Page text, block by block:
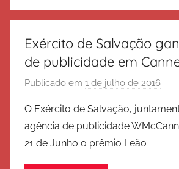
a
ç
Exército de Salvação
de publicidade em
Publicado em 1 de julho de 2016
r
E
O Exército de Salvação,
agência de publicidade
21 de Junho o prêmio Leão